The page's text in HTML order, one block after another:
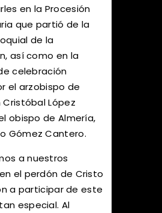
en la Procesión
que partió de la
de la
así como en la
celebración
el arzobispo de
López
obispo de Almería,
Gómez Cantero.
a nuestros
el perdón de Cristo
a participar de este
especial. Al